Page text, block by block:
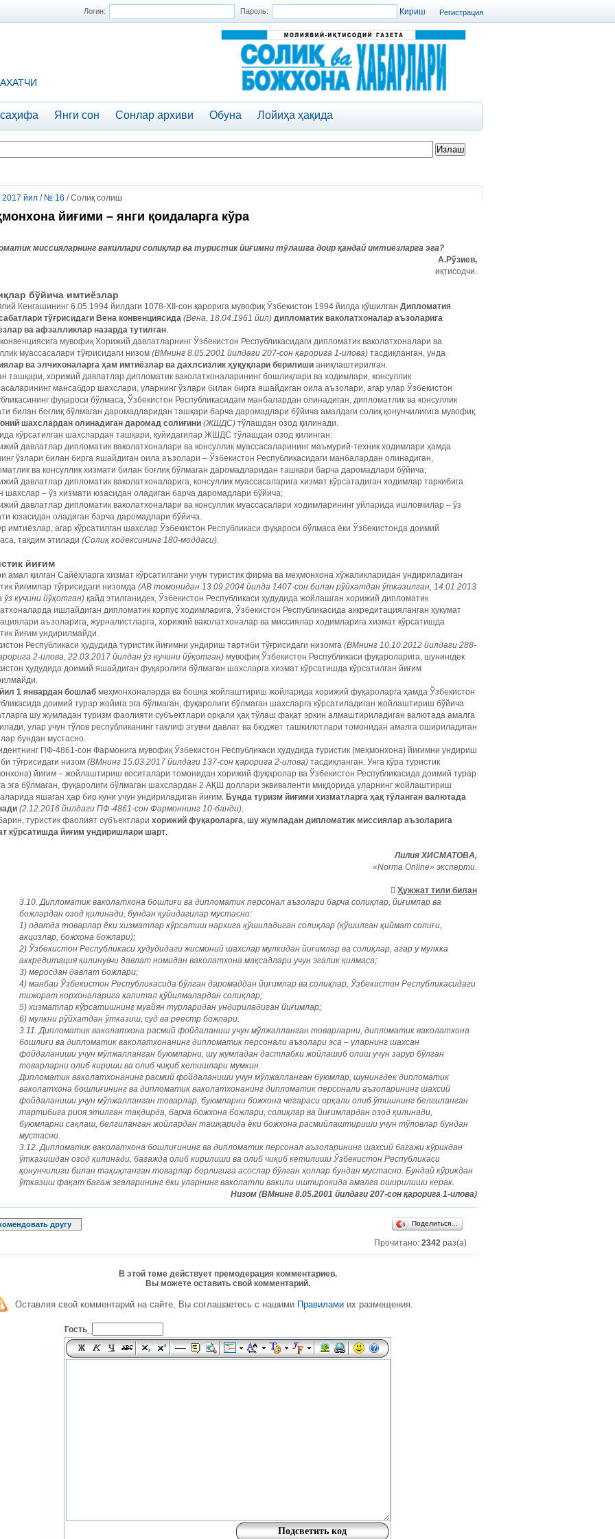
Регистрация
Логин: Пароль:
Янги сон Сонлар архиви Обуна Лойиҳа ҳақида
2017 йил / № 16 / Солиқ солиш
йиғими – янги қоидаларга кўра
миссияларнинг вакиллари солиқлар ва туристик йиғимни тўлашга доир қандай имтиёзларга эга?
А.Рўзиев,
иқтисодчи.
бўйича имтиёзлар
Кенгашининг 6.05.1994 йилдаги 1078-XII-сон қарорига мувофиқ Ўзбекистон 1994 йилда қўшилган Дипломатия
тўғрисидаги Вена конвенциясида (Вена, 18.04.1961 йил) дипломатик ваколатхоналар аъзоларига
ва афзалликлар назарда тутилган.
мувофиқ Хорижий давлатларнинг Ўзбекистон Республикасидаги дипломатик ваколатхоналари ва
муассасалари тўғрисидаги низом (ВМнинг 8.05.2001 йилдаги 207-сон қарорига 1-илова) тасдиқланган, унда
ва элчихоналарга ҳам имтиёзлар ва дахлсизлик ҳуқуқлари берилиши аниқлаштирилган.
ташқари, хорижий давлатлар дипломатик ваколатхоналарининг бошлиқлари ва ходимлари, консуллик
мансабдор шахслари, уларнинг ўзлари билан бирга яшайдиган оила аъзолари, агар улар Ўзбекистон
фуқароси бўлмаса, Ўзбекистон Республикасидаги манбалардан олинадиган, дипломатлик ва консуллик
билан боғлиқ бўлмаган даромадларидан ташқари барча даромадлари бўйича амалдаги солиқ қонунчилигига мувофиқ
шахслардан олинадиган даромад солиғини (ЖШДС) тўлашдан озод қилинади.
кўрсатилган шахслардан ташқари, қуйидагилар ЖШДС тўлашдан озод қилинган:
давлатлар дипломатик ваколатхоналари ва консуллик муассасаларининг маъмурий-техник ходимлари ҳамда
ўзлари билан бирга яшайдиган оила аъзолари – Ўзбекистон Республикасидаги манбалардан олинадиган,
ва консуллик хизмати билан боғлиқ бўлмаган даромадларидан ташқари барча даромадлари бўйича;
давлатлар дипломатик ваколатхоналарига, консуллик муассасаларига хизмат кўрсатадиган ходимлар таркибига
шахслар – ўз хизмати юзасидан оладиган барча даромадлари бўйича;
давлатлар дипломатик ваколатхоналари ва консуллик муассасалари ходимларининг уйларида ишловчилар – ўз
юзасидан оладиган барча даромадлари бўйича.
имтиёзлар, агар кўрсатилган шахслар Ўзбекистон Республикаси фуқароси бўлмаса ёки Ўзбекистонда доимий
тақдим этилади (Солиқ кодексининг 180-моддаси).
йиғим
амал қилган Сайёҳларга хизмат кўрсатилгани учун туристик фирма ва меҳмонхона хўжаликларидан ундириладиган
йиғимлар тўғрисидаги низомда (АВ томонидан 13.09.2004 йилда 1407-сон билан рўйхатдан ўтказилган, 14.01.2013
ўз кучини йўқотган) қайд этилганидек, Ўзбекистон Республикаси ҳудудида жойлашган хорижий дипломатик
ишлайдиган дипломатик корпус ходимларига, Ўзбекистон Республикасида аккредитацияланган ҳукумат
аъзоларига, журналистларга, хорижий ваколатхоналар ва миссиялар ходимларига хизмат кўрсатишда
йиғим ундирилмайди.
Республикаси ҳудудида туристик йиғимни ундириш тартиби тўғрисидаги низомга (ВМнинг 10.10.2012 йилдаги 288-
2-илова, 22.03.2017 йилдан ўз кучини йўқотган) мувофиқ Ўзбекистон Республикаси фуқароларига, шунингдек
ҳудудида доимий яшайдиган фуқаролиги бўлмаган шахсларга хизмат кўрсатишда кўрсатилган йиғим
1 январдан бошлаб меҳмонхоналарда ва бошқа жойлаштириш жойларида хорижий фуқароларга ҳамда Ўзбекистон
доимий турар жойига эга бўлмаган, фуқаролиги бўлмаган шахсларга кўрсатиладиган жойлаштириш бўйича
шу жумладан туризм фаолияти субъектлари орқали ҳақ тўлаш фақат эркин алмаштириладиган валютада амалга
улар учун тўлов республиканинг таклиф этувчи давлат ва бюджет ташкилотлари томонидан амалга ошириладиган
бундан мустасно.
ПФ-4861-сон Фармонига мувофиқ Ўзбекистон Республикаси ҳудудида туристик (меҳмонхона) йиғимни ундириш
тўғрисидаги низом (ВМнинг 15.03.2017 йилдаги 137-сон қарорига 2-илова) тасдиқланган. Унга кўра туристик
йиғим – жойлаштириш воситалари томонидан хорижий фуқаролар ва Ўзбекистон Республикасида доимий турар
эга бўлмаган, фуқаролиги бўлмаган шахслардан 2 АҚШ доллари эквиваленти миқдорида уларнинг жойлаштириш
яшаган ҳар бир куни учун ундириладиган йиғим. Бунда туризм йиғими хизматларга ҳақ тўланган валютада
(2.12.2016 йилдаги ПФ-4861-сон Фармоннинг 10-банди).
туристик фаолият субъектлари хорижий фуқароларга, шу жумладан дипломатик миссиялар аъзоларига
кўрсатишда йиғим ундиришлари шарт.
Лилия ХИСМАТОВА,
«Norma Online» эксперти.
 Ҳужжат тили билан
3.10. Дипломатик ваколатхона бошлиғи ва дипломатик персонал аъзолари барча солиқлар, йиғимлар ва
божлардан озод қилинади, бундан қуйидагилар мустасно:
1) одатда товарлар ёки хизматлар кўрсатиш нархига қўшиладиган солиқлар (қўшилган қиймат солиғи,
акцизлар, божхона божлари);
2) Ўзбекистон Республикаси ҳудудидаги жисмоний шахслар мулкидан йиғимлар ва солиқлар, агар у мулкка
аккредитация қилинувчи давлат номидан ваколатхона мақсадлари учун эгалик қилмаса;
3) меросдан давлат божлари;
4) манбаи Ўзбекистон Республикасида бўлган даромаддан йиғимлар ва солиқлар, Ўзбекистон Республикасидаги
тижорат корхоналарига капитал қўйилмалардан солиқлар;
5) хизматлар кўрсатишнинг муайян турларидан ундириладиган йиғимлар;
6) мулкни рўйхатдан ўтказиш, суд ва реестр божлари.
3.11. Дипломатик ваколатхона расмий фойдаланиш учун мўлжалланган товарларни, дипломатик ваколатхона
бошлиғи ва дипломатик ваколатхонанинг дипломатик персонали аъзолари эса – уларнинг шахсан
фойдаланиши учун мўлжалланган буюмларни, шу жумладан дастлабки жойлашиб олиш учун зарур бўлган
товарларни олиб кириши ва олиб чиқиб кетишлари мумкин.
Дипломатик ваколатхонанинг расмий фойдаланиши учун мўлжалланган буюмлар, шунингдек дипломатик
ваколатхона бошлиғининг ва дипломатик ваколатхонанинг дипломатик персонали аъзоларининг шахсий
фойдаланиши учун мўлжалланган товарлар, буюмларни божхона чегараси орқали олиб ўтишнинг белгиланган
тартибига риоя этилган тақдирда, барча божхона божлари, солиқлар ва йиғимлардан озод қилинади,
буюмларни сақлаш, белгиланган жойлардан ташқарида ёки божхона расмийлаштириши учун тўловлар бундан
мустасно.
3.12. Дипломатик ваколатхона бошлиғининг ва дипломатик персонал ­аъзоларининг шахсий багажи кўрикдан
ўтказишдан озод қилинади, багажда олиб кирилиши ва олиб чиқиб кетилиши Ўзбекистон Республикаси
қонунчилиги билан тақиқланган товарлар борлигига асослар бўлган ҳоллар бундан мустасно. Бундай кўрикдан
ўтказиш фақат багаж эгаларининг ёки уларнинг ваколатли вакили иштирокида амалга оширилиши керак.
Низом (ВМнинг 8.05.2001 йилдаги 207-сон қарорига 1-илова)
другу Поделиться…
Прочитано: 2342 раз(а)
В этой теме действует премодерация комментариев.
Вы можете оставить свой комментарий.
Оставляя свой комментарий на сайте, Вы соглашаетесь с нашими Правилами их размещения.
Гость_